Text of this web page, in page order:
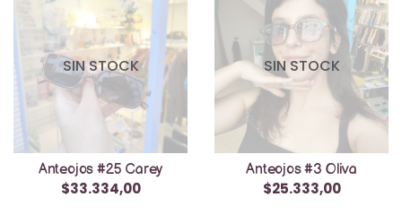
SIN STOCK
Anteojos #25 Carey
$33.334,00
SIN STOCK
Anteojos #3 Oliva
$25.333,00